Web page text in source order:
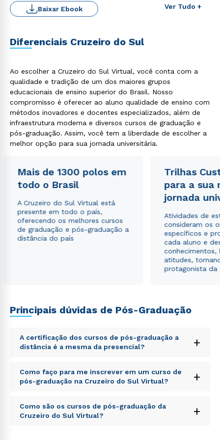
Ver Tudo +
Baixar Ebook
Diferenciais Cruzeiro do Sul
Ao escolher a Cruzeiro do Sul Virtual, você conta com a
qualidade e tradição de um dos maiores grupos
educacionais de ensino superior do Brasil. Nosso
compromisso é oferecer ao aluno qualidade de ensino com
métodos inovadores e docentes especializados, além de
infraestrutura moderna e diversos cursos de graduação e
pós-graduação. Assim, você tem a liberdade de escolher a
melhor opção para sua jornada universitária.
Mais de 1300 polos em
todo o Brasil
A Cruzeiro do Sul Virtual está
presente em todo o país,
oferecendo os melhores cursos
de graduação e pós-graduação a
distância do país
Trilhas
para a sua
jornada
Atividades de
consideram os
específicos e
cada aluno e
conhecimentos,
atitudes,
protagonista da
Principais dúvidas de Pós-Graduação
A certificação dos cursos de pós-graduação a
distância é a mesma da presencial?
+
Sed ut perspiciatis unde omnis iste natus error sit
voluptatem accusantium doloremque laudantium,
totam rem aperiam, eaque ipsa quae ab illo inventore
explicabo. Nemo enim ipsam voluptatem quia
voluptas sit aspernatur aut odit aut fugit, sed quia
Como faço para me inscrever em um curso de
pós-graduação na Cruzeiro do Sul Virtual?
+
Sed ut perspiciatis unde omnis iste natus error sit
voluptatem accusantium doloremque laudantium,
Como são os cursos de pós-graduação da
Cruzeiro do Sul Virtual?
+
Rápido e fácil
WhatsApp
ou
Estou de acordo com a Política de Privacidade.
autorizo que meus dados sejam utilizados para o
envio de conteúdos da Cruzeiro do Sul.